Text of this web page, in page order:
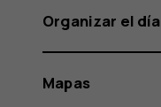
Organizar el día
Mapas